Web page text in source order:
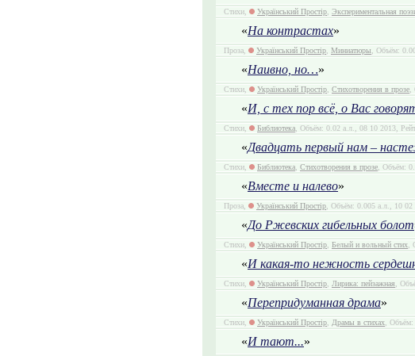
Стихи, Український Простір, Экспериментальная
«На контрастах»
Проза, Український Простір, Миниатюры, Объём:
«Наивно, но…»
Стихи, Український Простір, Стихотворения в прозе,
«И, с тех пор всё, о Вас
Стихи, Библиотека, Объём: 0.02 а.л., 08 10 2013,
«Двадцать первый нам –
Стихи, Библиотека, Стихотворения в прозе, Объём:
«Вместе и налево»
Проза, Український Простір, Объём: 0.005 а.л., 10 02
«До Ржевских гибельных болот
Стихи, Український Простір, Белый и вольный стих,
«И какая-то нежность
Стихи, Український Простір, Лирика: пейзажная,
«Перепридуманная драма»
Стихи, Український Простір, Драмы в стихах, Объём:
«И тают...»